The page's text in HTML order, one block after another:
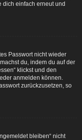
einfach erneut und
Passwort nicht wieder
du, indem du auf der
klickst und den
anmelden können.
zurückzusetzen, so
bleiben“ nicht